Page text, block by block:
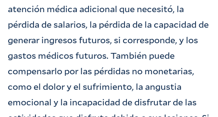
atención médica adicional que necesitó, la
pérdida de salarios, la pérdida de la capacidad de
generar ingresos futuros, si corresponde, y los
gastos médicos futuros. También puede
compensarlo por las pérdidas no monetarias,
como el dolor y el sufrimiento, la angustia
emocional y la incapacidad de disfrutar de las